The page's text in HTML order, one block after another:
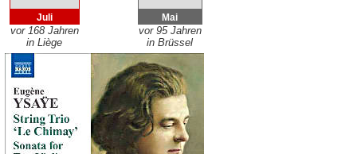
Juli
vor 168 Jahren
in Liège
Mai
vor 95 Jahren
in Brüssel